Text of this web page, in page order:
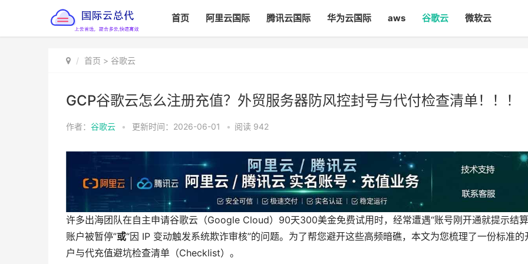
首页 阿里云国际 腾讯云国际 华为云国际 aws 谷歌云 微软云
首页 > 谷歌云
GCP谷歌云怎么注册充值？外贸服务器防风控封号与代付检查清单！！！
作者： 谷歌云 • 更新时间：2026-06-01 • 阅读 942
许多出海团队在自主申请谷歌云（Google Cloud）90天300美金免费试用时，经常遭遇“账号刚开通就提示结算
账户被暂停”或“因 IP 变动触发系统欺诈审核”的问题。为了帮您避开这些高频暗礁，本文为您梳理了一份标准的
户与代充值避坑检查清单（Checklist）。